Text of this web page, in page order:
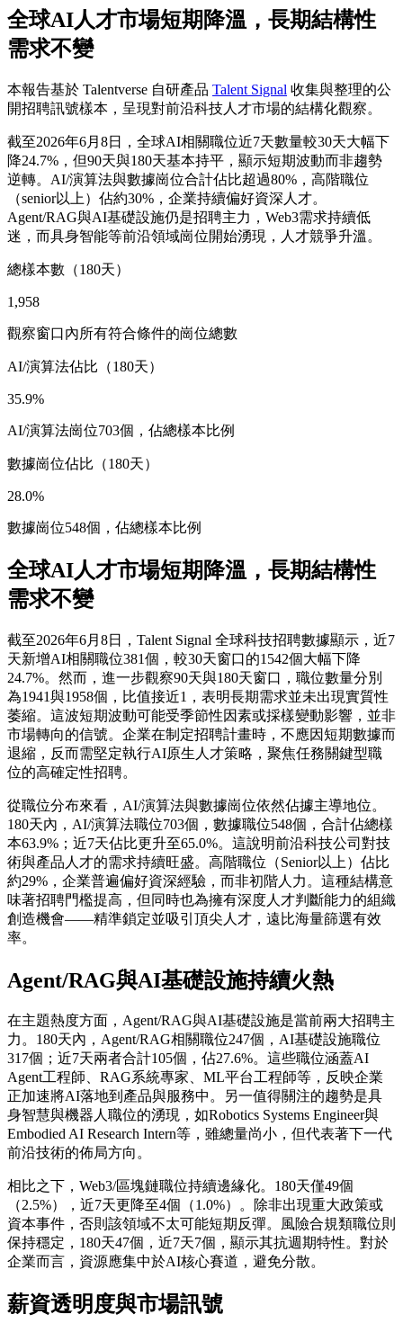
全球AI人才市場短期降溫，長期結構性
需求不變
本報告基於 Talentverse 自研產品 Talent Signal 收集與整理的公
開招聘訊號樣本，呈現對前沿科技人才市場的結構化觀察。
截至2026年6月8日，全球AI相關職位近7天數量較30天大幅下
降24.7%，但90天與180天基本持平，顯示短期波動而非趨勢
逆轉。AI/演算法與數據崗位合計佔比超過80%，高階職位
（senior以上）佔約30%，企業持續偏好資深人才。
Agent/RAG與AI基礎設施仍是招聘主力，Web3需求持續低
迷，而具身智能等前沿領域崗位開始湧現，人才競爭升溫。
總樣本數（180天）
1,958
觀察窗口內所有符合條件的崗位總數
AI/演算法佔比（180天）
35.9%
AI/演算法崗位703個，佔總樣本比例
數據崗位佔比（180天）
28.0%
數據崗位548個，佔總樣本比例
全球AI人才市場短期降溫，長期結構性
需求不變
截至2026年6月8日，Talent Signal 全球科技招聘數據顯示，近7
天新增AI相關職位381個，較30天窗口的1542個大幅下降
24.7%。然而，進一步觀察90天與180天窗口，職位數量分別
為1941與1958個，比值接近1，表明長期需求並未出現實質性
萎縮。這波短期波動可能受季節性因素或採樣變動影響，並非
市場轉向的信號。企業在制定招聘計畫時，不應因短期數據而
退縮，反而需堅定執行AI原生人才策略，聚焦任務關鍵型職
位的高確定性招聘。
從職位分布來看，AI/演算法與數據崗位依然佔據主導地位。
180天內，AI/演算法職位703個，數據職位548個，合計佔總樣
本63.9%；近7天佔比更升至65.0%。這說明前沿科技公司對技
術與產品人才的需求持續旺盛。高階職位（Senior以上）佔比
約29%，企業普遍偏好資深經驗，而非初階人力。這種結構意
味著招聘門檻提高，但同時也為擁有深度人才判斷能力的組織
創造機會——精準鎖定並吸引頂尖人才，遠比海量篩選有效
率。
Agent/RAG與AI基礎設施持續火熱
在主題熱度方面，Agent/RAG與AI基礎設施是當前兩大招聘主
力。180天內，Agent/RAG相關職位247個，AI基礎設施職位
317個；近7天兩者合計105個，佔27.6%。這些職位涵蓋AI
Agent工程師、RAG系統專家、ML平台工程師等，反映企業
正加速將AI落地到產品與服務中。另一值得關注的趨勢是具
身智慧與機器人職位的湧現，如Robotics Systems Engineer與
Embodied AI Research Intern等，雖總量尚小，但代表著下一代
前沿技術的佈局方向。
相比之下，Web3/區塊鏈職位持續邊緣化。180天僅49個
（2.5%），近7天更降至4個（1.0%）。除非出現重大政策或
資本事件，否則該領域不太可能短期反彈。風險合規類職位則
保持穩定，180天47個，近7天7個，顯示其抗週期特性。對於
企業而言，資源應集中於AI核心賽道，避免分散。
薪資透明度與市場訊號